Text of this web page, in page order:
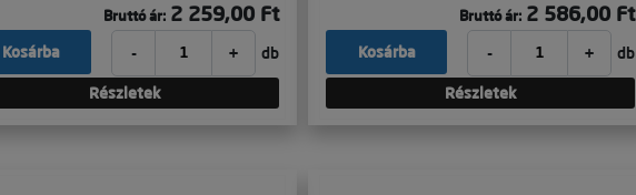
Bruttó ár: 2 259,00 Ft
- + db
Kosárba
Részletek
Bruttó ár: 2 586,00 Ft
- + db
Kosárba
Részletek